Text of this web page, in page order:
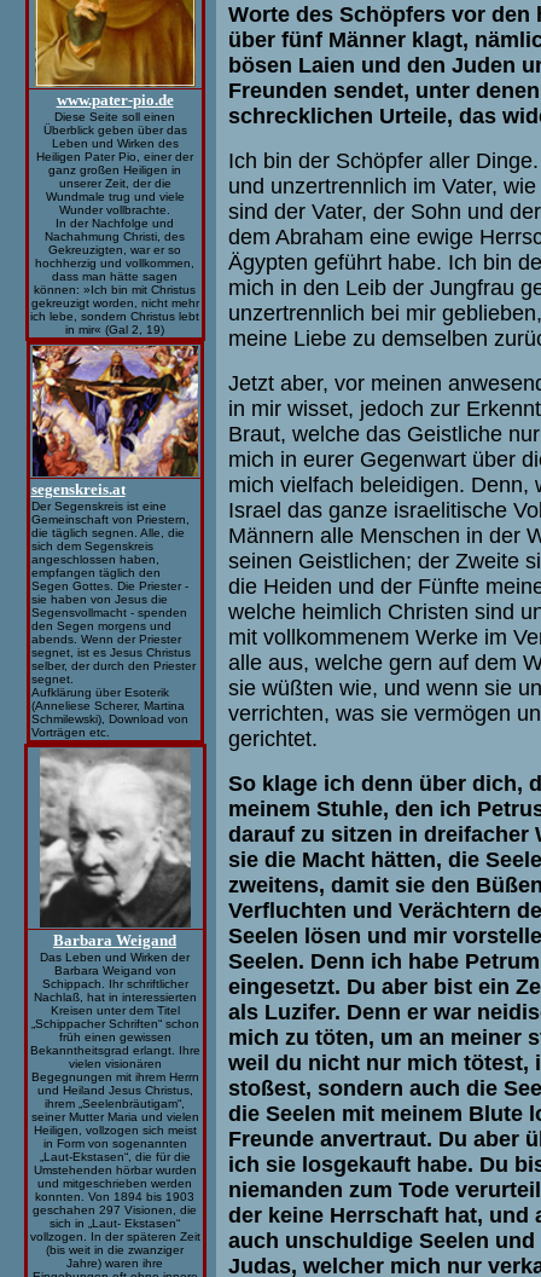
www.pater-pio.de
Diese Seite soll einen
Überblick geben über das
Leben und Wirken des
Heiligen Pater Pio, einer der
ganz großen Heiligen in
unserer Zeit, der die
Wundmale trug und viele
Wunder vollbrachte.
In der Nachfolge und
Nachahmung Christi, des
Gekreuzigten, war er so
hochherzig und vollkommen,
dass man hätte sagen
können: »Ich bin mit Christus
gekreuzigt worden, nicht mehr
ich lebe, sondern Christus lebt
in mir« (Gal 2, 19)
segenskreis.at
Der Segenskreis ist eine
Gemeinschaft von Priestern,
die täglich segnen. Alle, die
sich dem Segenskreis
angeschlossen haben,
empfangen täglich den
Segen Gottes. Die Priester -
sie haben von Jesus die
Segensvollmacht - spenden
den Segen morgens und
abends. Wenn der Priester
segnet, ist es Jesus Christus
selber, der durch den Priester
segnet.
Aufklärung über Esoterik
(Anneliese Scherer, Martina
Schmilewski), Download von
Vorträgen etc.
Barbara Weigand
Das Leben und Wirken der
Barbara Weigand von
Schippach.
Ihr schriftlicher
Nachlaß, hat in interessierten
Kreisen unter dem Titel
„Schippacher Schriften“ schon
früh einen gewissen
Bekanntheitsgrad erlangt. Ihre
vielen visionären
Begegnungen mit ihrem Herrn
und Heiland Jesus Christus,
ihrem „Seelenbräutigam“,
seiner Mutter Maria und vielen
Heiligen, vollzogen sich meist
in Form von sogenannten
„Laut-Ekstasen“, die für die
Umstehenden hörbar wurden
und mitgeschrieben werden
konnten. Von 1894 bis 1903
geschahen 297 Visionen, die
sich in „Laut- Ekstasen“
vollzogen. In der späteren Zeit
(bis weit in die zwanziger
Jahre) waren ihre
Worte des Schöpfers vor
über fünf Männer klagt,
bösen Laien und den Juden
Freunden sendet, unter
schrecklichen Urteile, das
Ich bin der Schöpfer aller
und unzertrennlich im Vater,
sind der Vater, der Sohn und
dem Abraham eine ewige
Ägypten geführt habe. Ich bin
mich in den Leib der Jungfrau
unzertrennlich bei mir
meine Liebe zu demselben
Jetzt aber, vor meinen
in mir wisset, jedoch zur
Braut, welche das Geistliche
mich in eurer Gegenwart über
mich vielfach beleidigen. Denn,
Israel das ganze israelitische
Männern alle Menschen in der
seinen Geistlichen; der Zweite
die Heiden und der Fünfte
welche heimlich Christen sind
mit vollkommenem Werke im
alle aus, welche gern auf dem
sie wüßten wie, und wenn sie
verrichten, was sie vermögen
gerichtet.
So klage ich denn über dich,
meinem Stuhle, den ich
darauf zu sitzen in dreifacher
sie die Macht hätten, die
zweitens, damit sie den
Verfluchten und Verächtern
Seelen lösen und mir
Seelen. Denn ich habe
eingesetzt. Du aber bist ein
als Luzifer. Denn er war
mich zu töten, um an meiner
weil du nicht nur mich tötest,
stoßest, sondern auch die
die Seelen mit meinem Blute
Freunde anvertraut. Du aber
ich sie losgekauft habe. Du
niemanden zum Tode
der keine Herrschaft hat,
auch unschuldige Seelen
Judas, welcher mich nur